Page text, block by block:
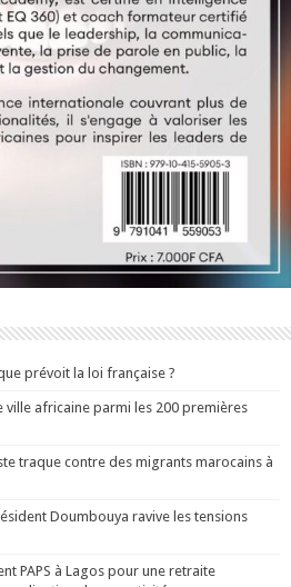
prévoit la loi française ?
ville africaine parmi les 200 premières
traque contre des migrants marocains à
Doumbouya ravive les tensions
PAPS à Lagos pour une retraite